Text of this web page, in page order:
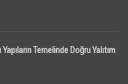
Temelinde Doğru Yalıtım